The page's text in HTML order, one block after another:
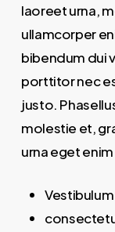
laoreet urna,
ullamcorper
bibendum dui
porttitor nec
justo.
molestie et,
urna eget